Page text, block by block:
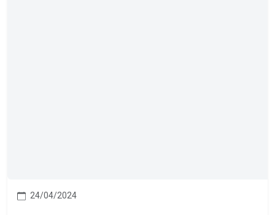
24/04/2024